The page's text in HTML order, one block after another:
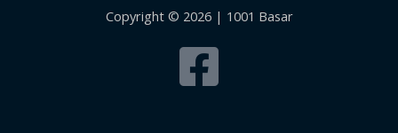
Copyright © 2026 | 1001 Basar